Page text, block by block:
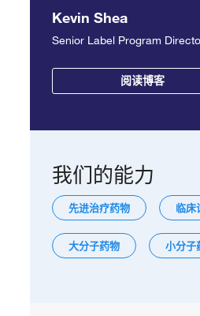
Kevin Shea
Senior Label Program
阅读博客
我们的能力
先进治疗药物 临床
大分子药物 小分子